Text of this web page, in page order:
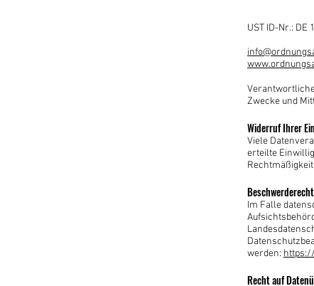
UST ID-Nr.: DE
Zwecke und
Widerruf Ihrer
Viele
erteilte
Im Falle
werden:
Recht auf